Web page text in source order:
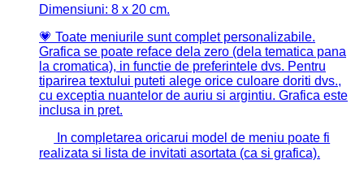
Dimensiuni: 8 x 20 cm.
💗 Toate meniurile sunt complet personalizabile.
Grafica se poate reface dela zero (dela tematica pana
la cromatica), in functie de preferintele dvs. Pentru
tiparirea textului puteti alege orice culoare doriti dvs.,
cu exceptia nuantelor de auriu si argintiu. Grafica este
inclusa in pret.
In completarea oricarui model de meniu poate fi
realizata si lista de invitati asortata (ca si grafica).